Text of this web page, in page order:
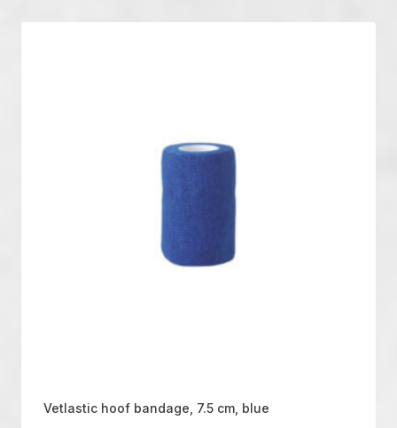
Vetlastic hoof bandage, 7.5 cm, blue